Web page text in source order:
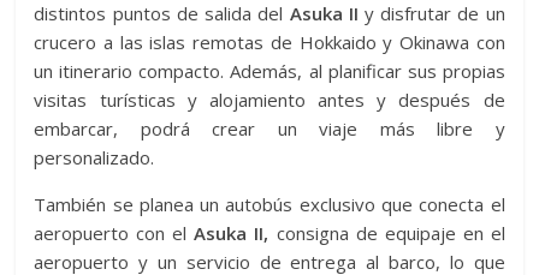
distintos puntos de salida del Asuka II y disfrutar de un
crucero a las islas remotas de Hokkaido y Okinawa con
un itinerario compacto. Además, al planificar sus propias
visitas turísticas y alojamiento antes y después de
embarcar, podrá crear un viaje más libre y
personalizado.
También se planea un autobús exclusivo que conecta el
aeropuerto con elAsuka II, consigna de equipaje en el
aeropuerto y un servicio de entrega al barco, lo que